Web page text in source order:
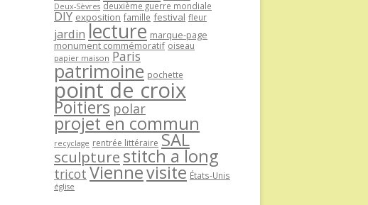
Deux-Sèvres deuxième guerre mondiale
DIY exposition famille festival fleur
jardin lecture marque-page
monument commémoratif oiseau
papier maison Paris
patrimoine pochette
point de croix
Poitiers polar
projet en commun
recyclage rentrée littéraire SAL
sculpture stitch a long
tricot Viennevisite États-Unis
église